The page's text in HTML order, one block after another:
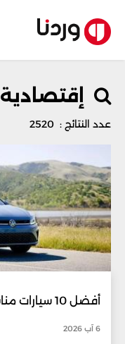
إقتصادية
عدد النتائج : 2520
أفضل 10 سيارات مناسبة للشباب
6 آب 2026